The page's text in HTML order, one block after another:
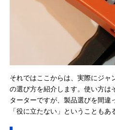
それではここからは、実際にジャ
の選び方を紹介します。使い方は
ターターですが、製品選びを間違
「役に立たない」ということもあ